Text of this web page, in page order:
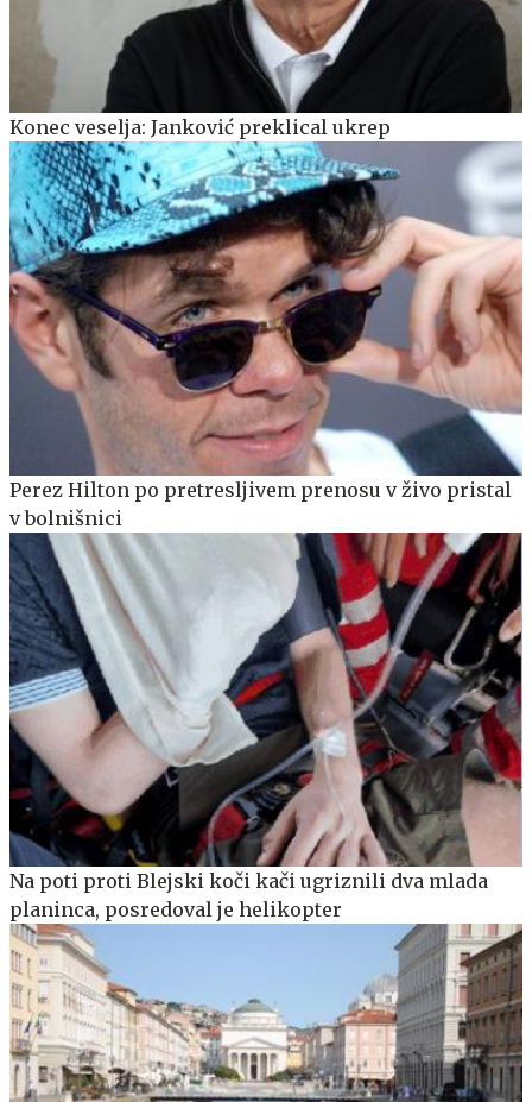
Konec veselja: Janković preklical ukrep
Perez Hilton po pretresljivem prenosu v živo pristal
v bolnišnici
Na poti proti Blejski koči kači ugriznili dva mlada
planinca, posredoval je helikopter